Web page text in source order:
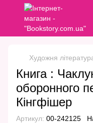
Художня
Книга :
оборонного
Кінгфішер
Артикул: 00-242125